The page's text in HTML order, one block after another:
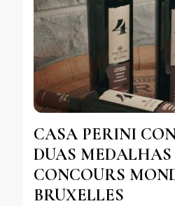
CASA PERINI
DUAS
CONCOURS
BRUXELLES